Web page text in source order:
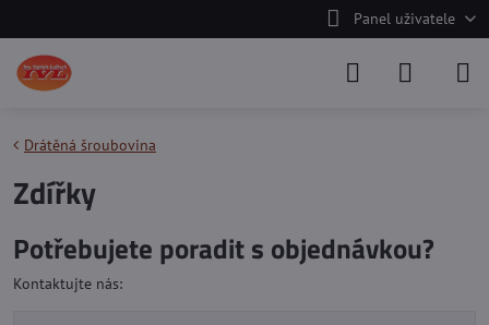
Panel uživatele
Drátěná šroubovina
Zdířky
Potřebujete poradit s objednávkou?
Kontaktujte nás: